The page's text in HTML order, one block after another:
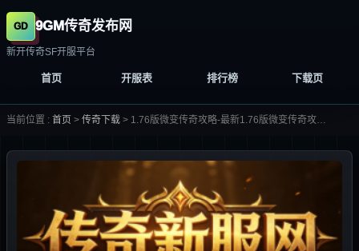
9GM传奇发布网
新开传奇SF开服平台
首页 开服表 排行榜 下载页
当前位置 : 首页 > 传奇下载 > 1.76版微变传奇攻略-最新1.76版微变传奇攻略合集大全-